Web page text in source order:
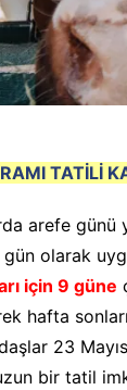
TATİLİ
arefe günü
olarak
için 9 güne
hafta
23
bir tatil